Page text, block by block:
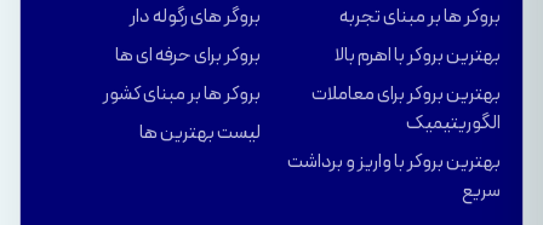
بروکر ها بر مبنای تجربه
بهترین بروکر با اهرم بالا
بهترین بروکر برای معاملات
الگوریتیمیک
بهترین بروکر با واریز و برداشت
سریع
بروگر های رگوله دار
بروکر برای حرفه ای ها
بروکر ها بر مبنای کشور
لیست بهترین ها